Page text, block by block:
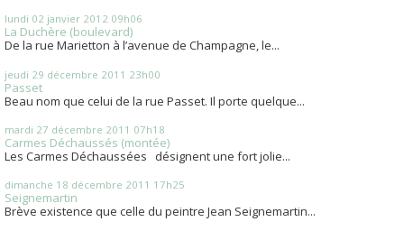
lundi 02 janvier 2012 09h06
La Duchère (boulevard)
De la rue Marietton à l’avenue de Champagne, le...
jeudi 29 décembre 2011 23h00
Passet
Beau nom que celui de la rue Passet. Il porte quelque...
mardi 27 décembre 2011 07h18
Carmes Déchaussés (montée)
Les Carmes Déchaussées désignent une fort jolie...
dimanche 18 décembre 2011 17h25
Seignemartin
Brève existence que celle du peintre Jean Seignemartin...